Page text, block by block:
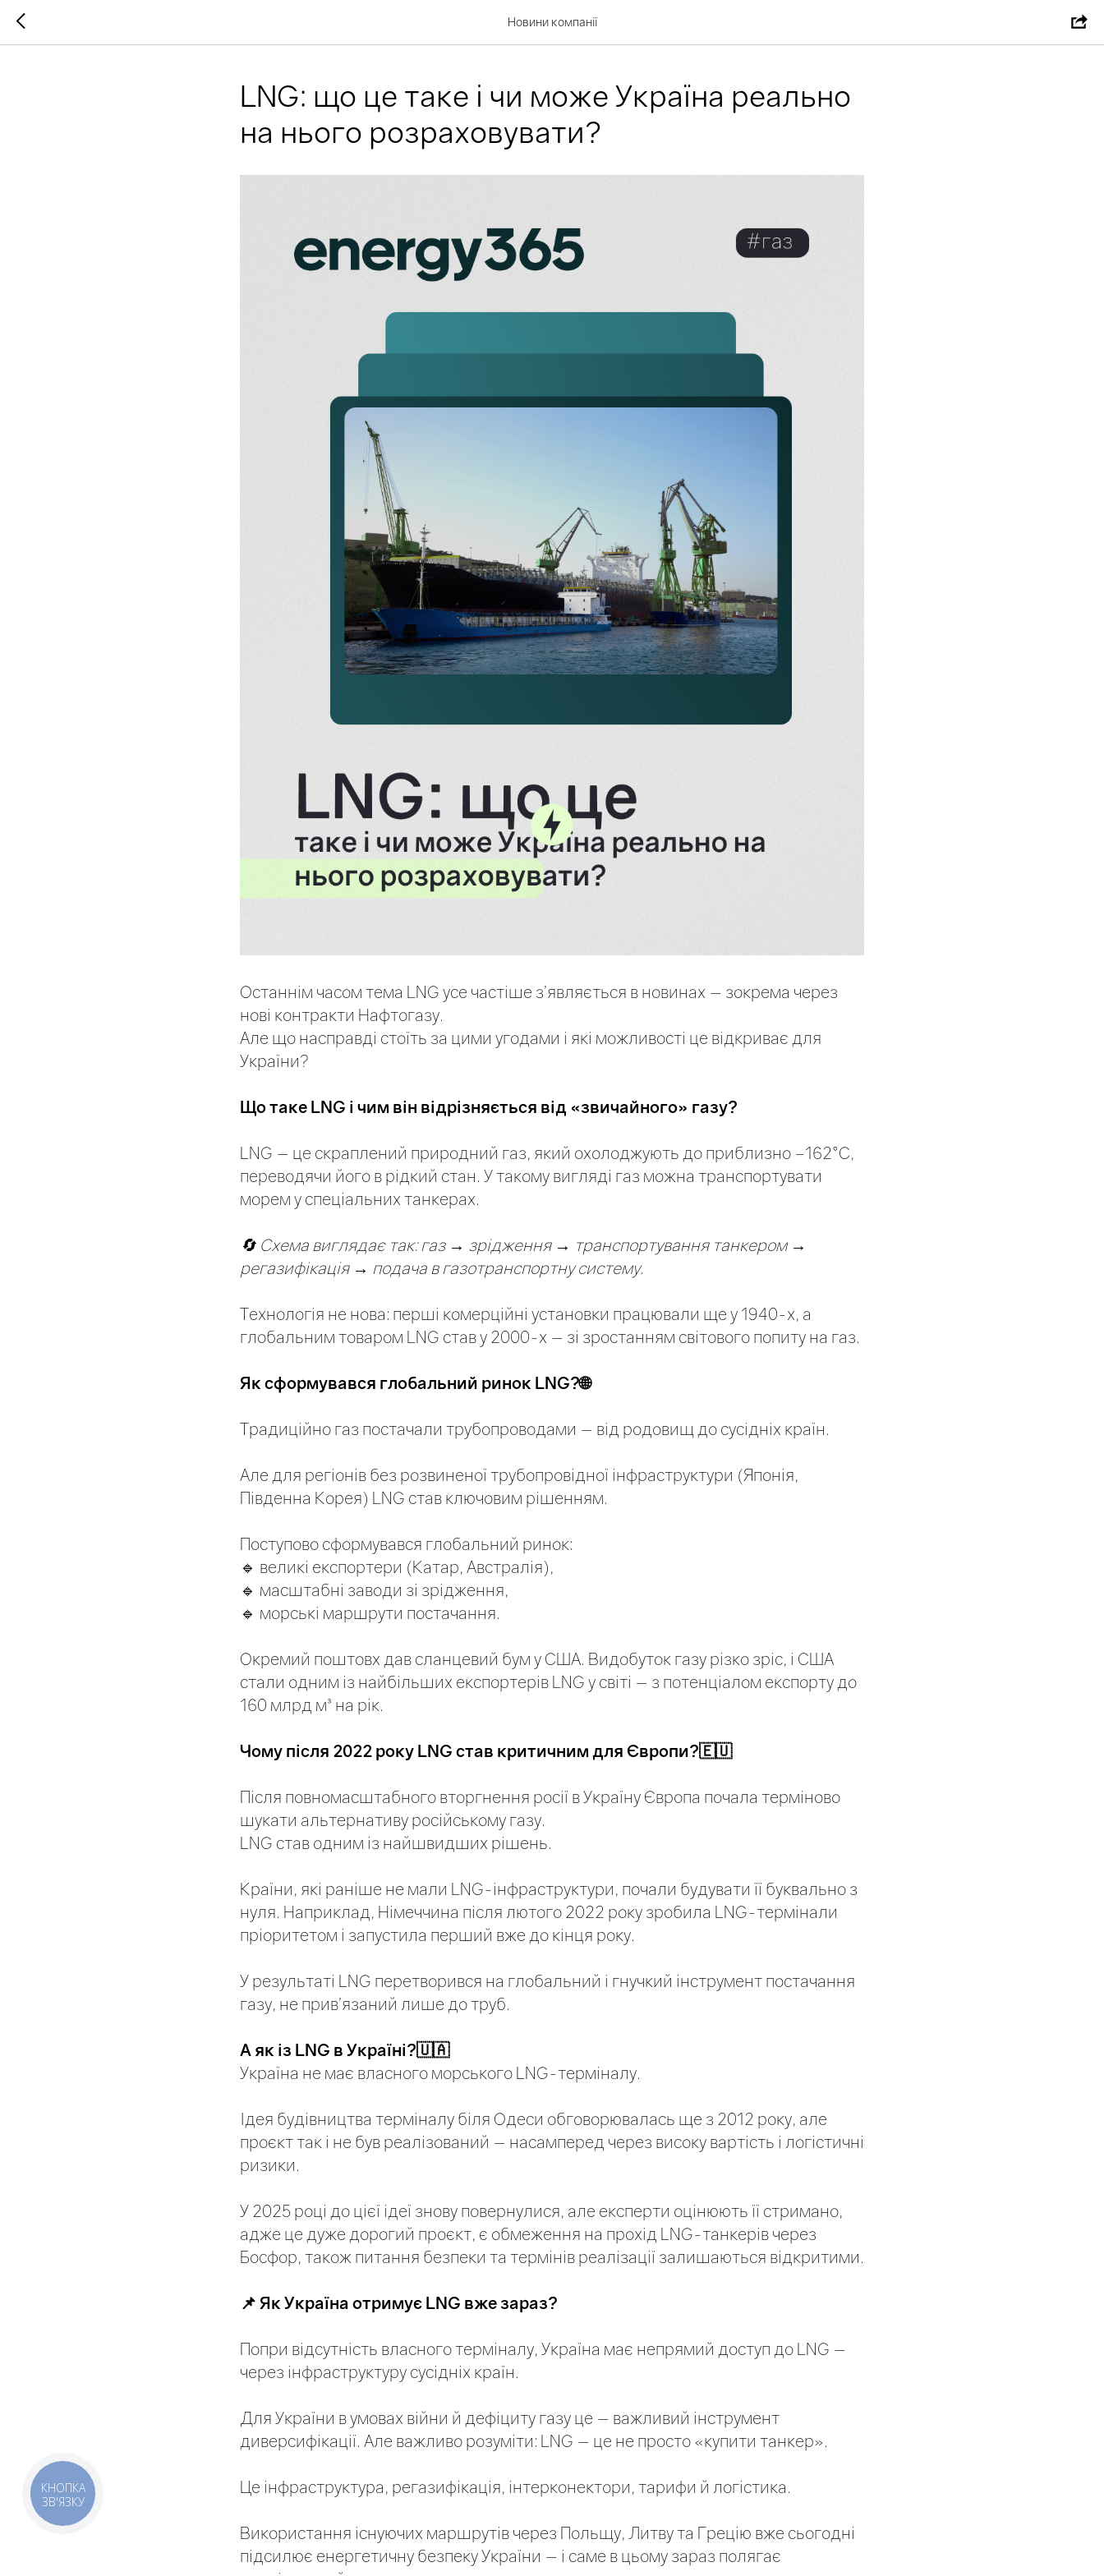
Новини компанії
LNG: що це таке і чи може Україна реально
на нього розраховувати?
​​Останнім часом тема LNG усе частіше з’являється в новинах — зокрема через
нові контракти Нафтогазу.
Але що насправді стоїть за цими угодами і які можливості це відкриває для
України?
Що таке LNG і чим він відрізняється від «звичайного» газу?
LNG — це скраплений природний газ, який охолоджують до приблизно –162°C,
переводячи його в рідкий стан. У такому вигляді газ можна транспортувати
морем у спеціальних танкерах.
🔄 Схема виглядає так: газ → зрідження → транспортування танкером →
регазифікація → подача в газотранспортну систему.
Технологія не нова: перші комерційні установки працювали ще у 1940-х, а
глобальним товаром LNG став у 2000-х — зі зростанням світового попиту на газ.
Як сформувався глобальний ринок LNG?🌐
Традиційно газ постачали трубопроводами — від родовищ до сусідніх країн.
Але для регіонів без розвиненої трубопровідної інфраструктури (Японія,
Південна Корея) LNG став ключовим рішенням.
Поступово сформувався глобальний ринок:
🔹 великі експортери (Катар, Австралія),
🔹 масштабні заводи зі зрідження,
🔹 морські маршрути постачання.
Окремий поштовх дав сланцевий бум у США. Видобуток газу різко зріс, і США
стали одним із найбільших експортерів LNG у світі — з потенціалом експорту до
160 млрд м³ на рік.
Чому після 2022 року LNG став критичним для Європи?🇪🇺
Після повномасштабного вторгнення росії в Україну Європа почала терміново
шукати альтернативу російському газу.
LNG став одним із найшвидших рішень.
Країни, які раніше не мали LNG-інфраструктури, почали будувати її буквально з
нуля. Наприклад, Німеччина після лютого 2022 року зробила LNG-термінали
пріоритетом і запустила перший вже до кінця року.
У результаті LNG перетворився на глобальний і гнучкий інструмент постачання
газу, не прив’язаний лише до труб.
А як із LNG в Україні?🇺🇦
Україна не має власного морського LNG-терміналу.
Ідея будівництва терміналу біля Одеси обговорювалась ще з 2012 року, але
проєкт так і не був реалізований — насамперед через високу вартість і логістичні
ризики.
У 2025 році до цієї ідеї знову повернулися, але експерти оцінюють її стримано,
адже це дуже дорогий проєкт, є обмеження на прохід LNG-танкерів через
Босфор, також питання безпеки та термінів реалізації залишаються відкритими.
📌 Як Україна отримує LNG вже зараз?
Попри відсутність власного терміналу, Україна має непрямий доступ до LNG —
через інфраструктуру сусідніх країн.
Для України в умовах війни й дефіциту газу це — важливий інструмент
диверсифікації. Але важливо розуміти: LNG — це не просто «купити танкер».
Це інфраструктура, регазифікація, інтерконектори, тарифи й логістика.
Використання існуючих маршрутів через Польщу, Литву та Грецію вже сьогодні
підсилює енергетичну безпеку України — і саме в цьому зараз полягає
КНОПКА
ЗВ'ЯЗКУ